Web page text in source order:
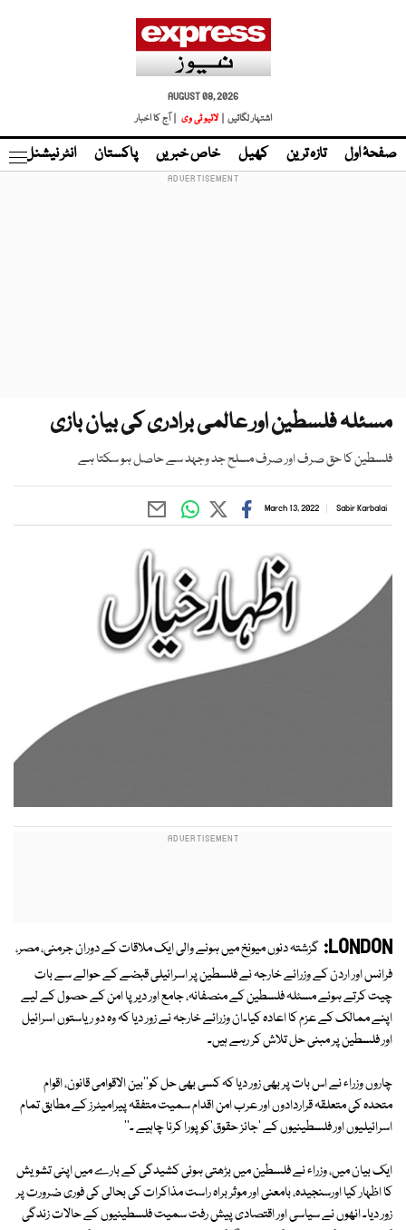
AUGUST 08, 2026
اشتہار لگائیں |
لائیو ٹی وی | آج کا اخبار
صفحۂ اول تازہ ترین کھیل خاص خبریں پاکستان انٹر نیشنل
مسئلہ فلسطین اور عالمی برادری کی بیان بازی
فلسطین کا حق صرف اور صرف مسلح جد وجہد سے حاصل ہو سکتا ہے
Sabir Karbalai
March 13, 2022
LONDON: گزشتہ دنوں میونخ میں ہونے والی ایک ملاقات کے دوران جرمنی، مصر،
فرانس اور اردن کے وزرائے خارجہ نے فلسطین پر اسرائیلی قبضے کے حوالے سے بات
چیت کرتے ہوئے مسئلہ فلسطین کے منصفانہ، جامع اور دیرپا امن کے حصول کے لیے
اپنے ممالک کے عزم کا اعادہ کیا۔ان وزرائے خارجہ نے زور دیا کہ وہ دو ریاستوں اسرائیل
اور فلسطین پر مبنی حل تلاش کر رہے ہیں۔
چاروں وزراء نے اس بات پر بھی زور دیا کہ کسی بھی حل کو''بین الاقوامی قانون، اقوام
متحدہ کی متعلقہ قراردادوں اور عرب امن اقدام سمیت متفقہ پیرامیٹرز کے مطابق تمام
اسرائیلیوں اور فلسطینیوں کے 'جائز حقوق'کو پورا کرنا چاہیے ۔''
ایک بیان میں، وزراء نے فلسطین میں بڑھتی ہوئی کشیدگی کے بارے میں اپنی تشویش
کا اظہار کیا اورسنجیدہ، بامعنی اور موثر براہ راست مذاکرات کی بحالی کی فوری ضرورت پر
زور دیا۔ انھوں نے سیاسی اور اقتصادی پیش رفت سمیت فلسطینیوں کے حالات زندگی